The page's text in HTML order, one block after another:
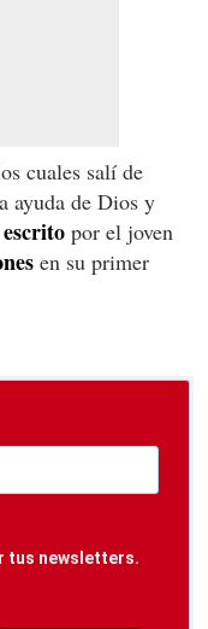
cuales salí de
ayuda de Dios y
por el joven
en su primer
tus newsletters.